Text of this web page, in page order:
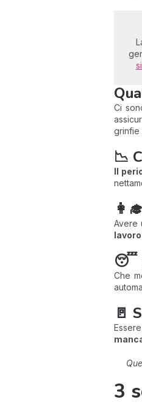
Ci
grinfie
📉
Il
Avere
lavoro
😴
Che
🚪
3